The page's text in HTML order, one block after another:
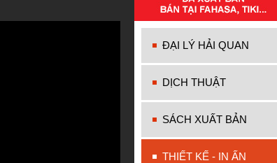
ĐẠI LÝ HẢI QUAN
DỊCH THUẬT
SÁCH XUẤT BẢN
THIẾT KẾ - IN ẤN